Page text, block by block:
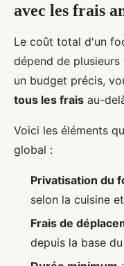
avec les frais
Le coût total d'un
dépend de
un budget précis,
tous les frais au-
Voici les éléments
global :
Privatisation du
selon la cuisine
Frais de
depuis la base